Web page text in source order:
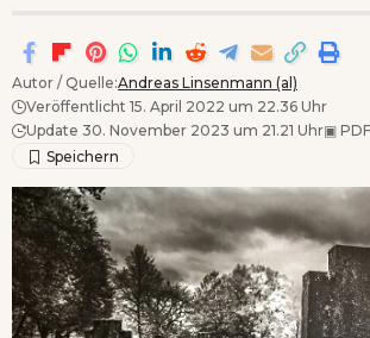
Autor / Quelle:Andreas Linsenmann (al)
Veröffentlicht 15. April 2022 um 22.36 Uhr
Update 30. November 2023 um 21.21 Uhr▣